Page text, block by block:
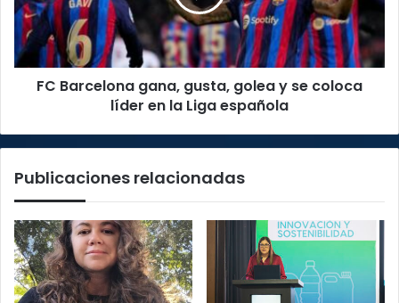
y
se
coloca
líder
FC Barcelona gana, gusta, golea y se coloca
líder en la Liga española
Publicaciones relacionadas